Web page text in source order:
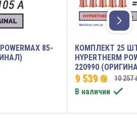
85-
КОМПЛЕКТ 25
HYPERTHERM
220990
9 539 ₴ 10 257
В наличии 